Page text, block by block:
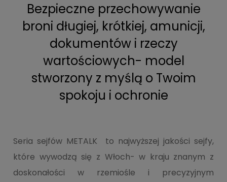
Bezpieczne przechowywanie
broni długiej, krótkiej, amunicji,
dokumentów i rzeczy
wartościowych- model
stworzony z myślą o Twoim
spokoju i ochronie
Seria sejfów METALK to najwyższej jakości sejfy,
które wywodzą się z Włoch- w kraju znanym z
doskonałości w rzemiośle i precyzyjnym